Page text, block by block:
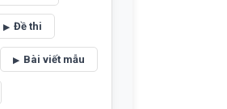
Đề thi
Bài viết mẫu